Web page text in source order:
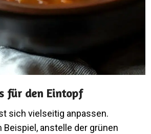
für den Eintopf
sich vielseitig anpassen.
Beispiel, anstelle der grünen